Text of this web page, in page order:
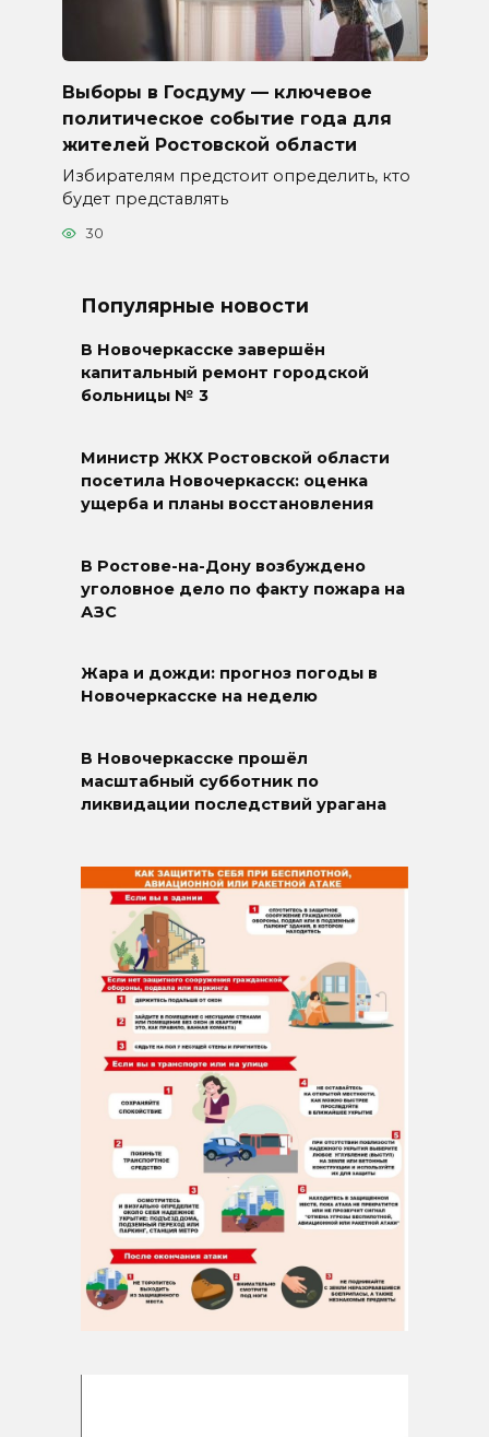
Выборы в Госдуму — ключевое
политическое событие года для
жителей Ростовской области
Избирателям предстоит определить, кто
будет представлять
30
Популярные новости
В Новочеркасске завершён
капитальный ремонт городской
больницы № 3
Министр ЖКХ Ростовской области
посетила Новочеркасск: оценка
ущерба и планы восстановления
В Ростове-на-Дону возбуждено
уголовное дело по факту пожара на
АЗС
Жара и дожди: прогноз погоды в
Новочеркасске на неделю
В Новочеркасске прошёл
масштабный субботник по
ликвидации последствий урагана